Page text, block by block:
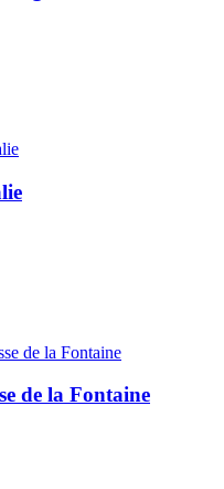
de la Fontaine